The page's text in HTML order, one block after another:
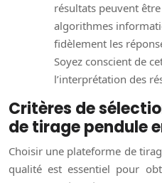
résultats peuvent
algorithmes
fidèlement les
Soyez conscient de
l’interprétation des
Critères de
de tirage pendule
Choisir une plateforme de
qualité est essentiel pour